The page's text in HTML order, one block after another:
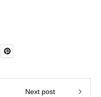
Next post